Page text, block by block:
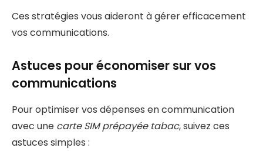
Ces stratégies vous aideront à gérer efficacement
vos communications.
Astuces pour économiser sur vos
communications
Pour optimiser vos dépenses en communication
avec une carte SIM prépayée tabac, suivez ces
astuces simples :